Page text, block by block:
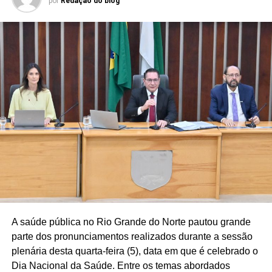
sua estruturação, em 2020, a Patrulha Maria da Penha
conta com 125 policiais militares, realizou mais de 43 mil
atendimentos e acompanhou cerca de cinco mil mulheres
com medidas protetivas, reforçando a fiscalização das
decisões judiciais e a proteção às vítimas.
A audiência também evidenciou a expansão da atuação
da Procuradoria Especial da Mulher da Assembleia
Legislativa (ProMulher), que completa três anos neste
mês e já contribuiu para a implantação de 60
Procuradorias da Mulher em câmaras municipais
potiguares, ampliando o acesso das mulheres aos
serviços de acolhimento psicológico, assistência social e
orientação jurídica. Outro destaque foi o lançamento do
Observatório da Mulher Potiguar contra a Violência,
plataforma desenvolvida pela Assembleia em parceria
com órgãos da segurança pública para reunir dados
sobre violência de gênero e subsidiar a formulação de
A saúde pública no Rio Grande do Norte pautou grande
parte dos pronunciamentos realizados durante a sessão
plenária desta quarta-feira (5), data em que é celebrado o
Dia Nacional da Saúde. Entre os temas abordados